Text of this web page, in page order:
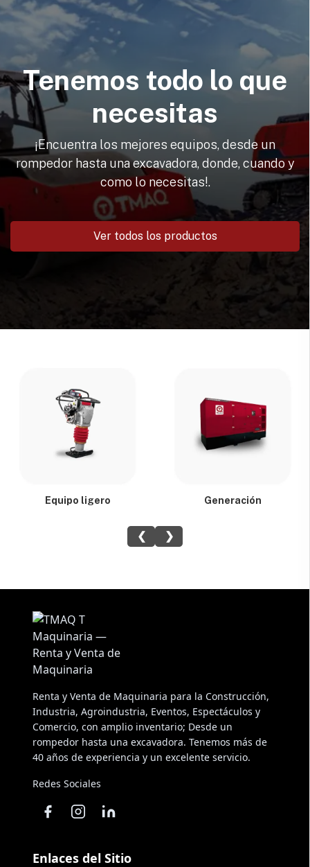
Tenemos todo lo que
necesitas
¡Encuentra los mejores equipos, desde un
rompedor hasta una excavadora, donde, cuando y
como lo necesitas!.
Ver todos los productos
Equipo ligero Generación
❮ ❯
Renta y Venta de Maquinaria para la Construcción,
Industria, Agroindustria, Eventos, Espectáculos y
Comercio, con amplio inventario; Desde un
rompedor hasta una excavadora. Tenemos más de
40 años de experiencia y un excelente servicio.
Redes Sociales
Enlaces del Sitio